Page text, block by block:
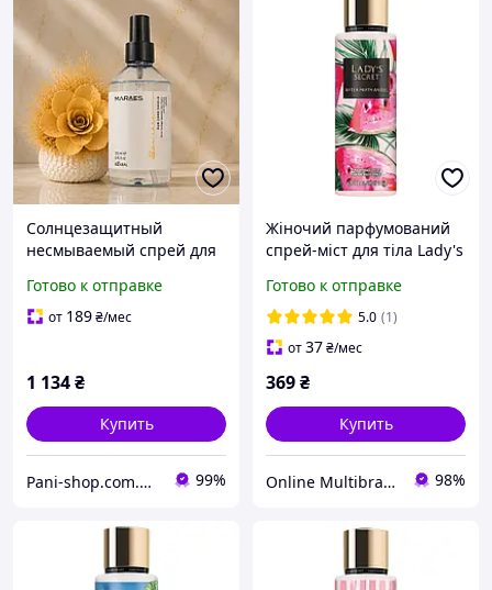
Солнцезащитный
несмываемый спрей для
горького апельсина и
жасмина Kaaral Maraes
Готово к отправке
от 189₴/мес
1 134₴
Купить
Pani-shop.com.ua - Ваш магазин косметики! 99%
Жіночий парфумований
спрей-міст для тіла Lady's
250 мл
Готово к отправке
5.0 (1)
от37₴/мес
369₴
Купить
Online Multibrand Store 98%